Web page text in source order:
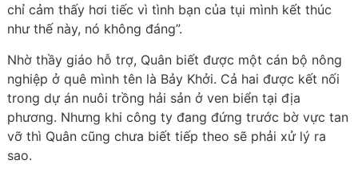
chỉ cảm thấy hơi tiếc vì tình bạn của tụi mình kết thúc
như thế này, nó không đáng”.
Nhờ thầy giáo hỗ trợ, Quân biết được một cán bộ nông
nghiệp ở quê mình tên là Bảy Khởi. Cả hai được kết nối
trong dự án nuôi trồng hải sản ở ven biển tại địa
phương. Nhưng khi công ty đang đứng trước bờ vực tan
vỡ thì Quân cũng chưa biết tiếp theo sẽ phải xử lý ra
sao.